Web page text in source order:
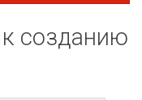
созданию